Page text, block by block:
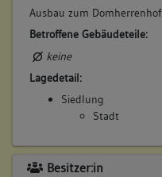
Ausbau zum Domherrenhof
Betroffene Gebäudeteile:
keine
Lagedetail:
Siedlung
Stadt
Besitzer:in